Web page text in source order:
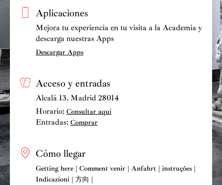
Aplicaciones
Mejora tu experiencia en tu visita a la Academia y
descarga nuestras Apps
Descargar Apps
Acceso y entradas
Alcalá 13. Madrid 28014
Horario: Consultar aquí
Entradas: Comprar
Cómo llegar
Getting here | Comment venir | Anfahrt | instruções |
Indicazioni | 方向 |